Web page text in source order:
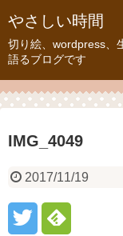
やさしい時間
切り絵、wordpress、
語るブログです
IMG_4049
2017/11/19